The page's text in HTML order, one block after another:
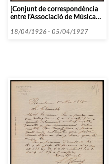
[Conjunt de correspondència
entre l’Associació de Música
Música de Tortosa]
18/04/1926 - 05/04/1927